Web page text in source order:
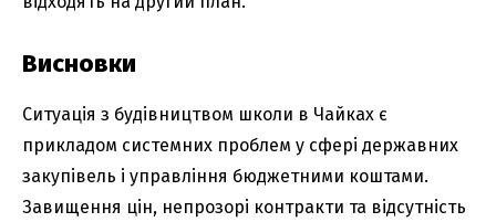
Висновки
Ситуація з будівництвом школи в Чайках є
прикладом системних проблем у сфері державних
закупівель і управління бюджетними коштами.
Завищення цін, непрозорі контракти та відсутність